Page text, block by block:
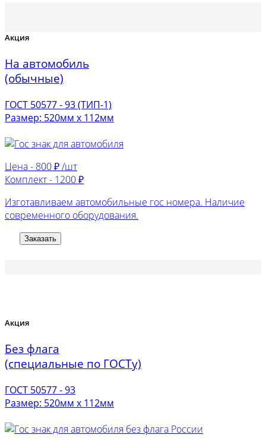
Акция
На автомобиль
(обычные)
ГОСТ 50577 - 93 (ТИП-1)
Размер: 520мм х 112мм
Цена - 800 ₽ /шт
Комплект - 1200 ₽
Изготавливаем автомобильные гос номера. Наличие
современного оборудования.
Заказать
Акция
Без флага
(специальные по ГОСТу)
ГОСТ 50577 - 93
Размер: 520мм х 112мм